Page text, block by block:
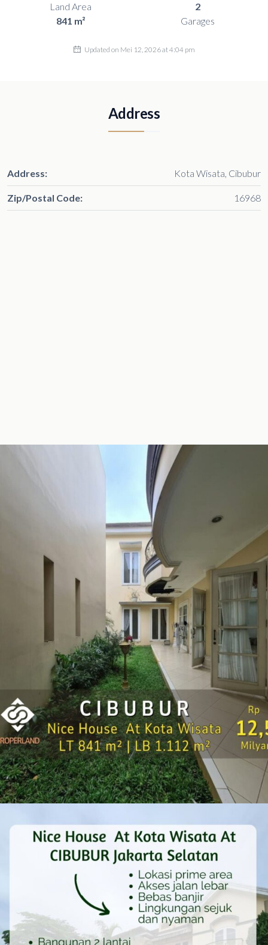
Land Area
841 m²
2
Garages
Updated on Mei 12, 2026 at 4:04 pm
Address
Address: Kota Wisata, Cibubur
Zip/Postal Code: 16968